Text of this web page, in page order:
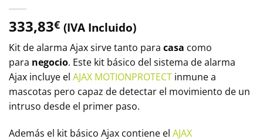
333,83€ (IVA Incluido)
Kit de alarma Ajax sirve tanto para casa como
para negocio. Este kit básico del sistema de alarma
Ajax incluye el AJAX MOTIONPROTECT inmune a
mascotas pero capaz de detectar el movimiento de un
intruso desde el primer paso.
Además el kit básico Ajax contiene el AJAX